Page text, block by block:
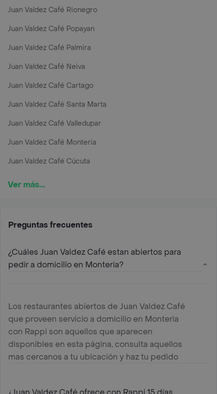
Juan Valdez Café Rionegro
Juan Valdez Café Popayan
Juan Valdez Café Palmira
Juan Valdez Café Neiva
Juan Valdez Café Cartago
Juan Valdez Café Santa Marta
Juan Valdez Café Valledupar
Juan Valdez Café Monteria
Juan Valdez Café Cúcuta
Ver más...
Preguntas frecuentes
¿Cuáles Juan Valdez Café estan abiertos para
pedir a domicilio en Monteria?
Los restaurantes abiertos de Juan Valdez Café
que proveen servicio a domicilio en Monteria
con Rappi son aquellos que aparecen
disponibles en esta página, consulta aquellos
mas cercanos a tu ubicación y haz tu pedido